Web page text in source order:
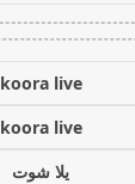
koora live
koora live
يلا شوت